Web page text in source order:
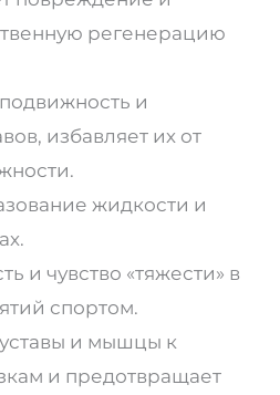
регенерацию
и
избавляет их от
жидкости и
и чувство «тяжести» в
спортом.
и мышцы к
и предотвращает